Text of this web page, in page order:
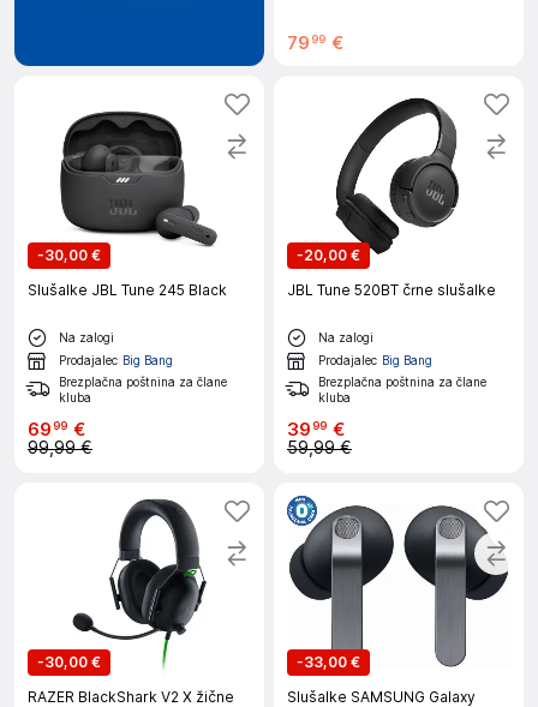
79 99 €
-30,00 €
Slušalke JBL Tune 245 Black
Na zalogi
Prodajalec Big Bang
Brezplačna poštnina za člane
kluba
6999 €
99,99 €
-20,00 €
JBL Tune 520BT črne slušalke
Na zalogi
Prodajalec Big Bang
Brezplačna poštnina za člane
kluba
3999 €
59,99 €
-30,00 €
RAZER BlackShark V2 X žične
-33,00 €
Slušalke SAMSUNG Galaxy